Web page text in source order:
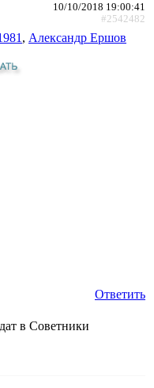
10/10/2018 19:00:41
#2542482
, Александр Ершов
Ответить
в Советники